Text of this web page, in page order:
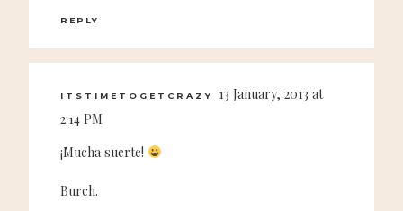
REPLY
ITSTIMETOGETCRAZY
13 January, 2013 at
2:14 PM
¡Mucha suerte!
Burch.